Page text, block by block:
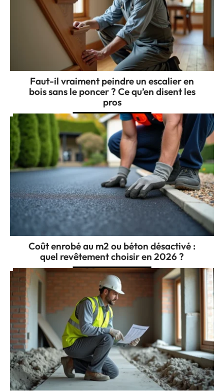
Faut-il vraiment peindre un escalier en
bois sans le poncer ? Ce qu’en disent les
pros
Coût enrobé au m2 ou béton désactivé :
quel revêtement choisir en 2026 ?